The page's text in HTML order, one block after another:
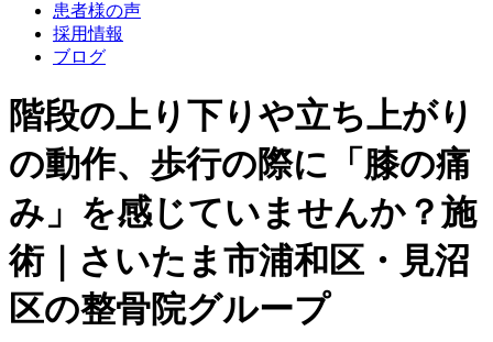
患者様の声
採用情報
ブログ
階段の上り下りや立ち上がり
の動作、歩行の際に「膝の痛
み」を感じていませんか？施
術｜さいたま市浦和区・見沼
区の整骨院グループ